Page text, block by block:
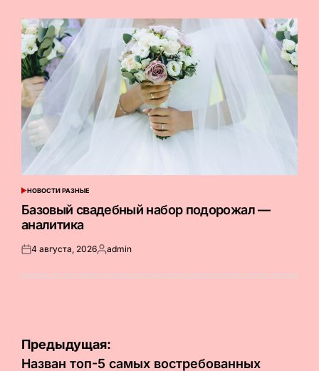
ОПУБЛИКОВАНО
В
НОВОСТИ РАЗНЫЕ
Базовый свадебный набор подорожал —
аналитика
Опубликовано
4 августа, 2026Запись
admin
Навигация
Предыдущая:
Назван топ-5 самых востребованных